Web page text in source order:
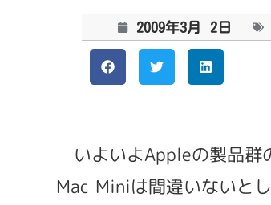
2009年3月 2日
いよいよAppleの製品群
Mac Miniは間違いないと